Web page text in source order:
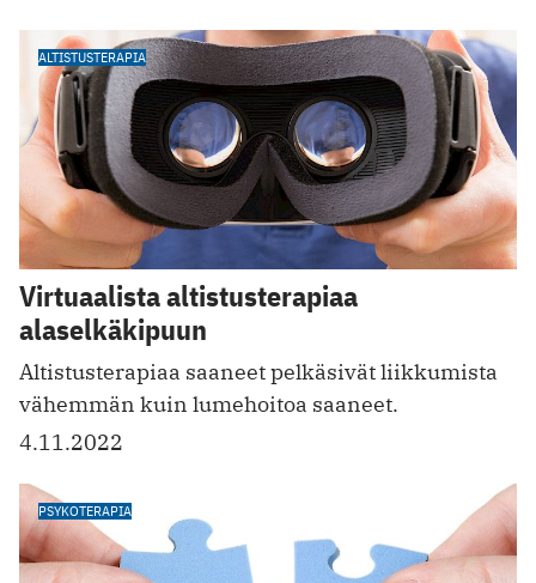
ALTISTUSTERAPIA
Virtuaalista altistusterapiaa
alaselkäkipuun
Altistusterapiaa saaneet pelkäsivät liikkumista
vähemmän kuin lumehoitoa saaneet.
4.11.2022
PSYKOTERAPIA